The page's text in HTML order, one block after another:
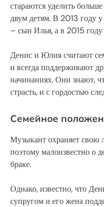
стараются уделить
двум детям. В 2013 году
– сын Илья, а в 2015 году
Денис и Юлия считают
и всегда поддерживают
начинаниях. Они знают,
страсть, и с гордостью
Семейное
Музыкант охраняет свою
поэтому малоизвестно о
браке.
Однако, известно, что
супругом и его жена